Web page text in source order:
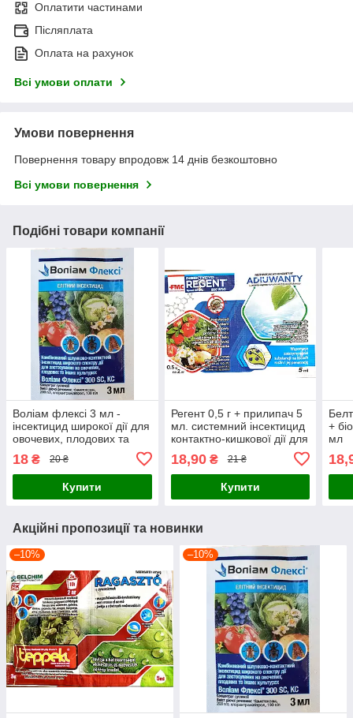
Оплатити частинами
Післяплата
Оплата на рахунок
Всі умови оплати
Умови повернення
Повернення товару впродовж 14 днів безкоштовно
Всі умови повернення
Подібні товари компанії
Воліам флексі 3 мл -
інсектицид широкої дії для
овочевих, плодових та
18 ₴ 20 ₴
Купити
Регент 0,5 г + прилипач 5
мл. системний інсектицид
контактно-кишкової дії для
захисту овочевих, картоплі
та інших культур
18,90₴ 21 ₴
Купити
+
мл
Акційні пропозиції та новинки
–10% –10%